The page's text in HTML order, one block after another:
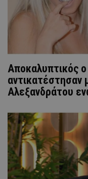
Αποκαλυπτικός
αντικατέστησαν
Αλεξανδράτου